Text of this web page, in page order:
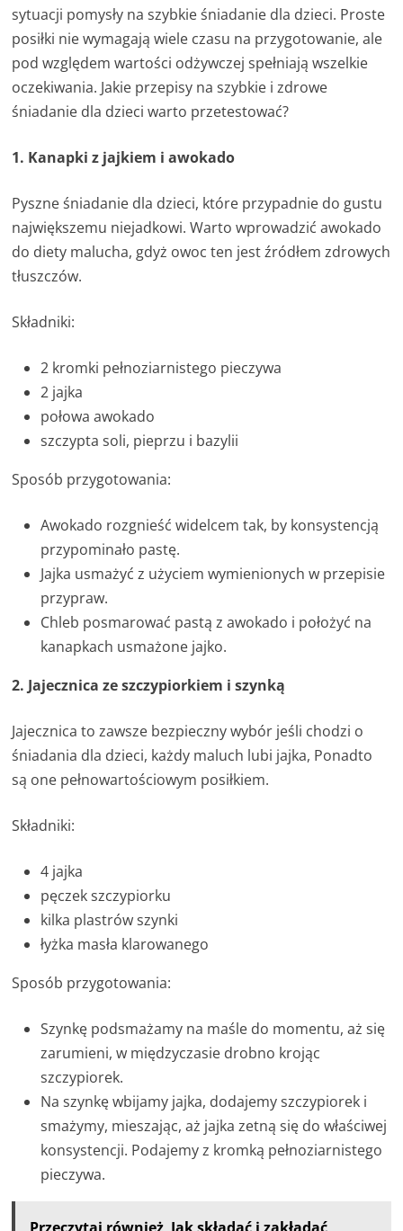
sytuacji pomysły na szybkie śniadanie dla dzieci. Proste
posiłki nie wymagają wiele czasu na przygotowanie, ale
pod względem wartości odżywczej spełniają wszelkie
oczekiwania. Jakie przepisy na szybkie i zdrowe
śniadanie dla dzieci warto przetestować?
1. Kanapki z jajkiem i awokado
Pyszne śniadanie dla dzieci, które przypadnie do gustu
największemu niejadkowi. Warto wprowadzić awokado
do diety malucha, gdyż owoc ten jest źródłem zdrowych
tłuszczów.
Składniki:
2 kromki pełnoziarnistego pieczywa
2 jajka
połowa awokado
szczypta soli, pieprzu i bazylii
Sposób przygotowania:
Awokado rozgnieść widelcem tak, by konsystencją
przypominało pastę.
Jajka usmażyć z użyciem wymienionych w przepisie
przypraw.
Chleb posmarować pastą z awokado i położyć na
kanapkach usmażone jajko.
2. Jajecznica ze szczypiorkiem i szynką
Jajecznica to zawsze bezpieczny wybór jeśli chodzi o
śniadania dla dzieci, każdy maluch lubi jajka, Ponadto
są one pełnowartościowym posiłkiem.
Składniki:
4 jajka
pęczek szczypiorku
kilka plastrów szynki
łyżka masła klarowanego
Sposób przygotowania:
Szynkę podsmażamy na maśle do momentu, aż się
zarumieni, w międzyczasie drobno krojąc
szczypiorek.
Na szynkę wbijamy jajka, dodajemy szczypiorek i
smażymy, mieszając, aż jajka zetną się do właściwej
konsystencji. Podajemy z kromką pełnoziarnistego
pieczywa.